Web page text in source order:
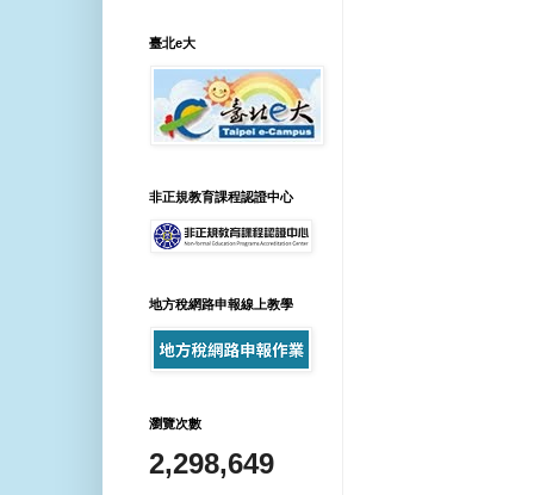
臺北e大
非正規教育課程認證中心
地方稅網路申報線上教學
瀏覽次數
2,298,649